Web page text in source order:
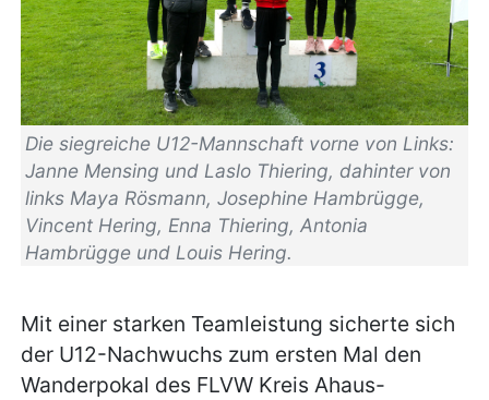
Die siegreiche U12-Mannschaft vorne von Links:
Janne Mensing und Laslo Thiering, dahinter von
links Maya Rösmann, Josephine Hambrügge,
Vincent Hering, Enna Thiering, Antonia
Hambrügge und Louis Hering.
Mit einer starken Teamleistung sicherte sich
der U12-Nachwuchs zum ersten Mal den
Wanderpokal des FLVW Kreis Ahaus-